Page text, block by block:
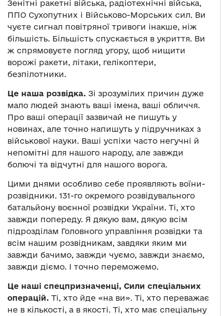
Зенітні ракетні війська, радіотехнічні війська,
ППО Сухопутних і Військово-Морських сил. Ви
чуєте сигнал повітряної тривоги інакше, ніж
більшість. Більшість спускається в укриття. Ви
ж спрямовуєте погляд угору, щоб нищити
ворожі ракети, літаки, гелікоптери,
безпілотники.
Це наша розвідка. Зі зрозумілих причин дуже
мало людей знають ваші імена, ваші обличчя.
Про ваші операції зазвичай не пишуть у
новинах, але точно напишуть у підручниках з
військової науки. Ваші успіхи часто негучні й
непомітні для нашого народу, але завжди
болючі та відчутні для нашого ворога.
Цими днями особливо себе проявляють воїни-
розвідники. 131-го окремого розвідувального
батальйону воєнної розвідки України. Ті, хто
завжди попереду. Я дякую вам, дякую всім
підрозділам Головного управління розвідки та
всім нашим розвідникам, завдяки яким ми
завжди бачимо, завжди чуємо, завжди знаємо,
завжди діємо. І точно переможемо.
Це наші спецпризначенці, Сили спеціальних
операцій. Ті, хто йде «на ви». Ті, хто переважає
не в кількості, а в якості. Ті, хто має спеціальну